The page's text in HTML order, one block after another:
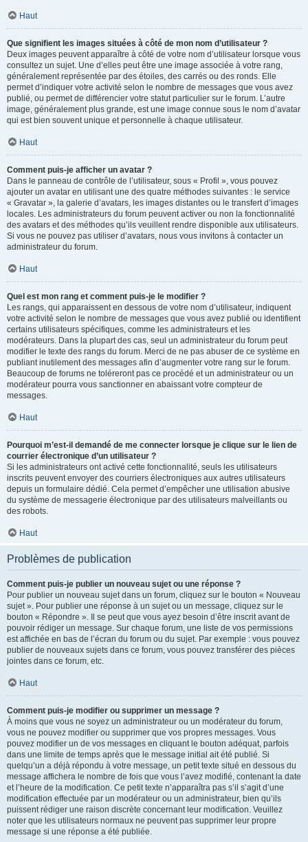
Haut
Que signifient les images situées à côté de mon nom d’utilisateur ?
Deux images peuvent apparaître à côté de votre nom d’utilisateur lorsque vous
consultez un sujet. Une d’elles peut être une image associée à votre rang,
généralement représentée par des étoiles, des carrés ou des ronds. Elle
permet d’indiquer votre activité selon le nombre de messages que vous avez
publié, ou permet de différencier votre statut particulier sur le forum. L’autre
image, généralement plus grande, est une image connue sous le nom d’avatar
qui est bien souvent unique et personnelle à chaque utilisateur.
Haut
Comment puis-je afficher un avatar ?
Dans le panneau de contrôle de l’utilisateur, sous « Profil », vous pouvez
ajouter un avatar en utilisant une des quatre méthodes suivantes : le service
« Gravatar », la galerie d’avatars, les images distantes ou le transfert d’images
locales. Les administrateurs du forum peuvent activer ou non la fonctionnalité
des avatars et des méthodes qu’ils veuillent rendre disponible aux utilisateurs.
Si vous ne pouvez pas utiliser d’avatars, nous vous invitons à contacter un
administrateur du forum.
Haut
Quel est mon rang et comment puis-je le modifier ?
Les rangs, qui apparaissent en dessous de votre nom d’utilisateur, indiquent
votre activité selon le nombre de messages que vous avez publié ou identifient
certains utilisateurs spécifiques, comme les administrateurs et les
modérateurs. Dans la plupart des cas, seul un administrateur du forum peut
modifier le texte des rangs du forum. Merci de ne pas abuser de ce système en
publiant inutilement des messages afin d’augmenter votre rang sur le forum.
Beaucoup de forums ne toléreront pas ce procédé et un administrateur ou un
modérateur pourra vous sanctionner en abaissant votre compteur de
messages.
Haut
Pourquoi m’est-il demandé de me connecter lorsque je clique sur le lien de
courrier électronique d’un utilisateur ?
Si les administrateurs ont activé cette fonctionnalité, seuls les utilisateurs
inscrits peuvent envoyer des courriers électroniques aux autres utilisateurs
depuis un formulaire dédié. Cela permet d’empêcher une utilisation abusive
du système de messagerie électronique par des utilisateurs malveillants ou
des robots.
Haut
Problèmes de publication
Comment puis-je publier un nouveau sujet ou une réponse ?
Pour publier un nouveau sujet dans un forum, cliquez sur le bouton « Nouveau
sujet ». Pour publier une réponse à un sujet ou un message, cliquez sur le
bouton « Répondre ». Il se peut que vous ayez besoin d’être inscrit avant de
pouvoir rédiger un message. Sur chaque forum, une liste de vos permissions
est affichée en bas de l’écran du forum ou du sujet. Par exemple : vous pouvez
publier de nouveaux sujets dans ce forum, vous pouvez transférer des pièces
jointes dans ce forum, etc.
Haut
Comment puis-je modifier ou supprimer un message ?
À moins que vous ne soyez un administrateur ou un modérateur du forum,
vous ne pouvez modifier ou supprimer que vos propres messages. Vous
pouvez modifier un de vos messages en cliquant le bouton adéquat, parfois
dans une limite de temps après que le message initial ait été publié. Si
quelqu’un a déjà répondu à votre message, un petit texte situé en dessous du
message affichera le nombre de fois que vous l’avez modifié, contenant la date
et l’heure de la modification. Ce petit texte n’apparaîtra pas s’il s’agit d’une
modification effectuée par un modérateur ou un administrateur, bien qu’ils
puissent rédiger une raison discrète concernant leur modification. Veuillez
noter que les utilisateurs normaux ne peuvent pas supprimer leur propre
message si une réponse a été publiée.